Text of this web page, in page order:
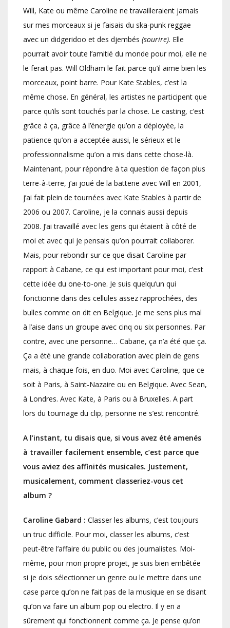
Will, Kate ou même Caroline ne travailleraient jamais
sur mes morceaux si je faisais du ska-punk reggae
avec un didgeridoo et des djembés (sourire). Elle
pourrait avoir toute l’amitié du monde pour moi, elle ne
le ferait pas. Will Oldham le fait parce qu’il aime bien les
morceaux, point barre. Pour Kate Stables, c’est la
même chose. En général, les artistes ne participent que
parce qu’ils sont touchés par la chose. Le casting, c’est
grâce à ça, grâce à l’énergie qu’on a déployée, la
patience qu’on a acceptée aussi, le sérieux et le
professionnalisme qu’on a mis dans cette chose-là.
Maintenant, pour répondre à ta question de façon plus
terre-à-terre, j’ai joué de la batterie avec Will en 2001,
j’ai fait plein de tournées avec Kate Stables à partir de
2006 ou 2007. Caroline, je la connais aussi depuis
2008. J’ai travaillé avec les gens qui étaient à côté de
moi et avec qui je pensais qu’on pourrait collaborer.
Mais, pour rebondir sur ce que disait Caroline par
rapport à Cabane, ce qui est important pour moi, c’est
cette idée du one-to-one. Je suis quelqu’un qui
fonctionne dans des cellules assez rapprochées, des
bulles comme on dit en Belgique. Je me sens plus mal
à l’aise dans un groupe avec cinq ou six personnes. Par
contre, avec une personne… Cabane, ça n’a été que ça.
Ça a été une grande collaboration avec plein de gens
mais, à chaque fois, en duo. Moi avec Caroline, que ce
soit à Paris, à Saint-Nazaire ou en Belgique. Avec Sean,
à Londres. Avec Kate, à Paris ou à Bruxelles. A part
lors du tournage du clip, personne ne s’est rencontré.
A l’instant, tu disais que, si vous avez été amenés
à travailler facilement ensemble, c’est parce que
vous aviez des affinités musicales. Justement,
musicalement, comment classeriez-vous cet
album ?
Caroline Gabard : Classer les albums, c’est toujours
un truc difficile. Pour moi, classer les albums, c’est
peut-être l’affaire du public ou des journalistes. Moi-
même, pour mon propre projet, je suis bien embêtée
si je dois sélectionner un genre ou le mettre dans une
case parce qu’on ne fait pas de la musique en se disant
qu’on va faire un album pop ou electro. Il y en a
sûrement qui fonctionnent comme ça. Je pense qu’on